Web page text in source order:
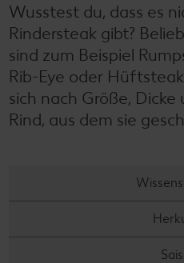
Wusstest du, dass es
Rindersteak gibt?
sind zum Beispiel
Rib-Eye oder
sich nach Größe, Dicke
Rind, aus dem sie